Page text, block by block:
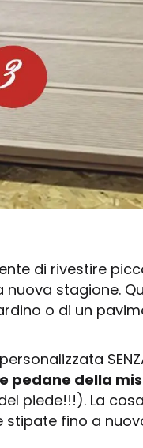
di rivestire
nuova stagione.
o di un
pedane della
piede!!!). La
fino a